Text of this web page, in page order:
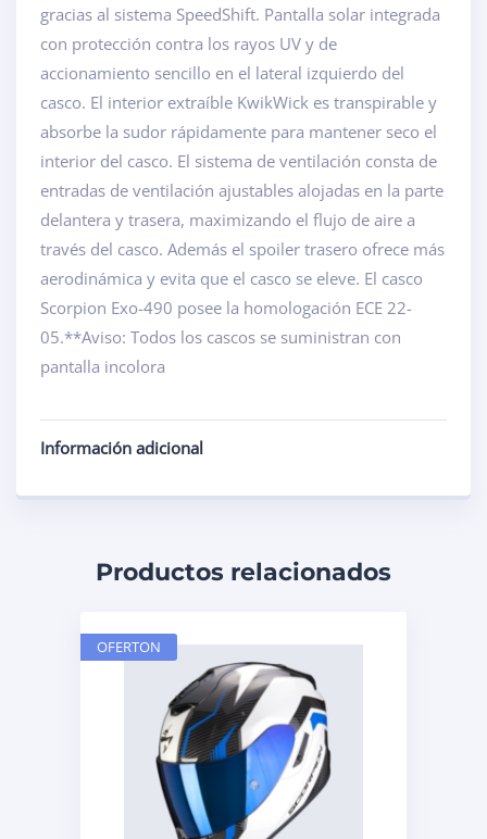
gracias al sistema SpeedShift. Pantalla solar integrada
con protección contra los rayos UV y de
accionamiento sencillo en el lateral izquierdo del
casco. El interior extraíble KwikWick es transpirable y
absorbe la sudor rápidamente para mantener seco el
interior del casco. El sistema de ventilación consta de
entradas de ventilación ajustables alojadas en la parte
delantera y trasera, maximizando el flujo de aire a
través del casco. Además el spoiler trasero ofrece más
aerodinámica y evita que el casco se eleve. El casco
Scorpion Exo-490 posee la homologación ECE 22-
05.**Aviso: Todos los cascos se suministran con
pantalla incolora
Información adicional
Productos relacionados
OFERTON